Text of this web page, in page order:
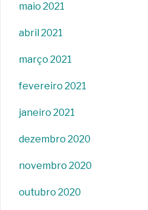
maio 2021
abril 2021
março 2021
fevereiro 2021
janeiro 2021
dezembro 2020
novembro 2020
outubro 2020